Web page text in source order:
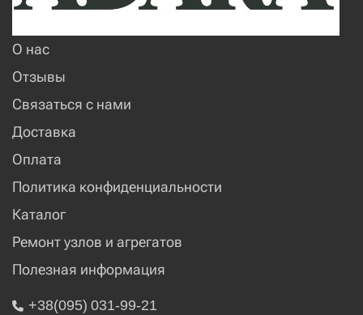
О нас
Отзывы
Связаться с нами
Доставка
Оплата
Политика конфиденциальности
Каталог
Ремонт узлов и агрегатов
Полезная информация
+38(095) 031-99-21